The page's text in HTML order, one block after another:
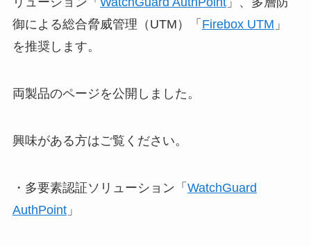
御による総合脅威管理（UTM）「 Firebox UTM 」
を推奨します。
両製品のページを公開しました。
興味がある方はご覧ください。
・多要素認証ソリューション「 WatchGuard
AuthPoint」